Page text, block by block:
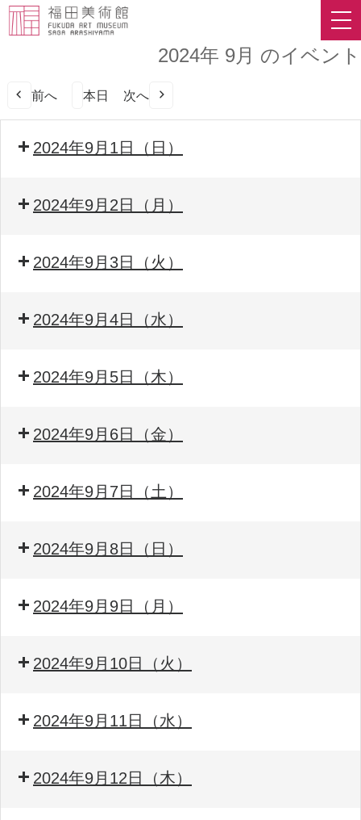
2024年 9月 のイベント
前へ 本日 次へ
2024年9月1日（日）
2024年9月2日（月）
2024年9月3日（火）
2024年9月4日（水）
2024年9月5日（木）
2024年9月6日（金）
2024年9月7日（土）
2024年9月8日（日）
2024年9月9日（月）
2024年9月10日（火）
2024年9月11日（水）
2024年9月12日（木）